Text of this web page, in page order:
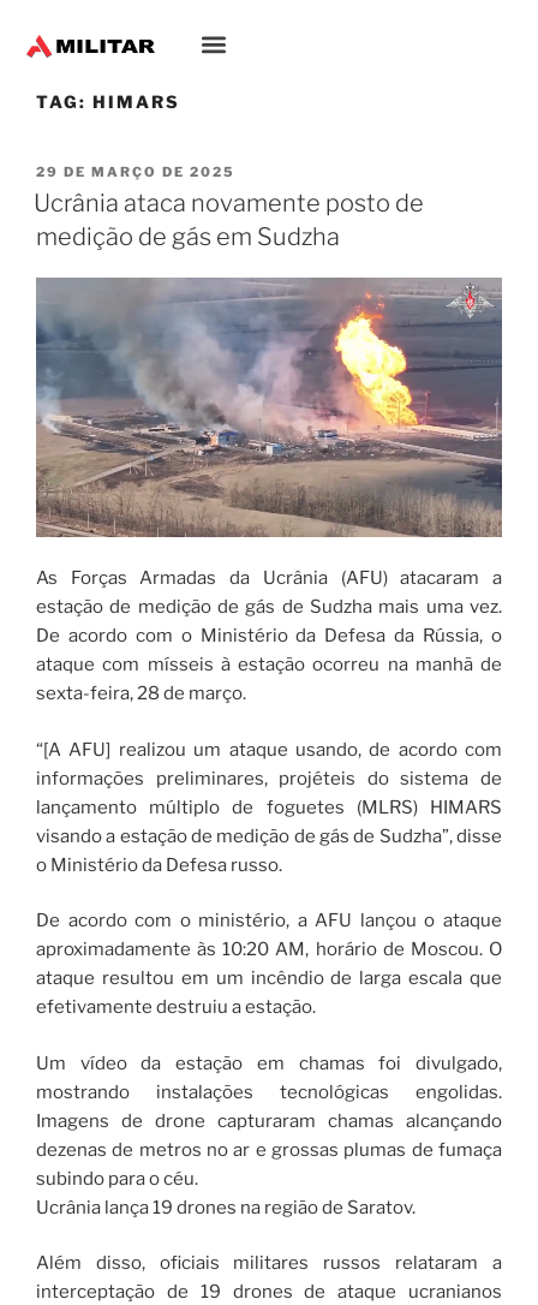
TAG: HIMARS
29 DE MARÇO DE 2025
Ucrânia ataca novamente posto de
medição de gás em Sudzha
As Forças Armadas da Ucrânia (AFU) atacaram a
estação de medição de gás de Sudzha mais uma vez.
De acordo com o Ministério da Defesa da Rússia, o
ataque com mísseis à estação ocorreu na manhã de
sexta-feira, 28 de março.
“[A AFU] realizou um ataque usando, de acordo com
informações preliminares, projéteis do sistema de
lançamento múltiplo de foguetes (MLRS) HIMARS
visando a estação de medição de gás de Sudzha”, disse
o Ministério da Defesa russo.
De acordo com o ministério, a AFU lançou o ataque
aproximadamente às 10:20 AM, horário de Moscou. O
ataque resultou em um incêndio de larga escala que
efetivamente destruiu a estação.
Um vídeo da estação em chamas foi divulgado,
mostrando instalações tecnológicas engolidas.
Imagens de drone capturaram chamas alcançando
dezenas de metros no ar e grossas plumas de fumaça
subindo para o céu.
Ucrânia lança 19 drones na região de Saratov.
Além disso, oficiais militares russos relataram a
interceptação de 19 drones de ataque ucranianos